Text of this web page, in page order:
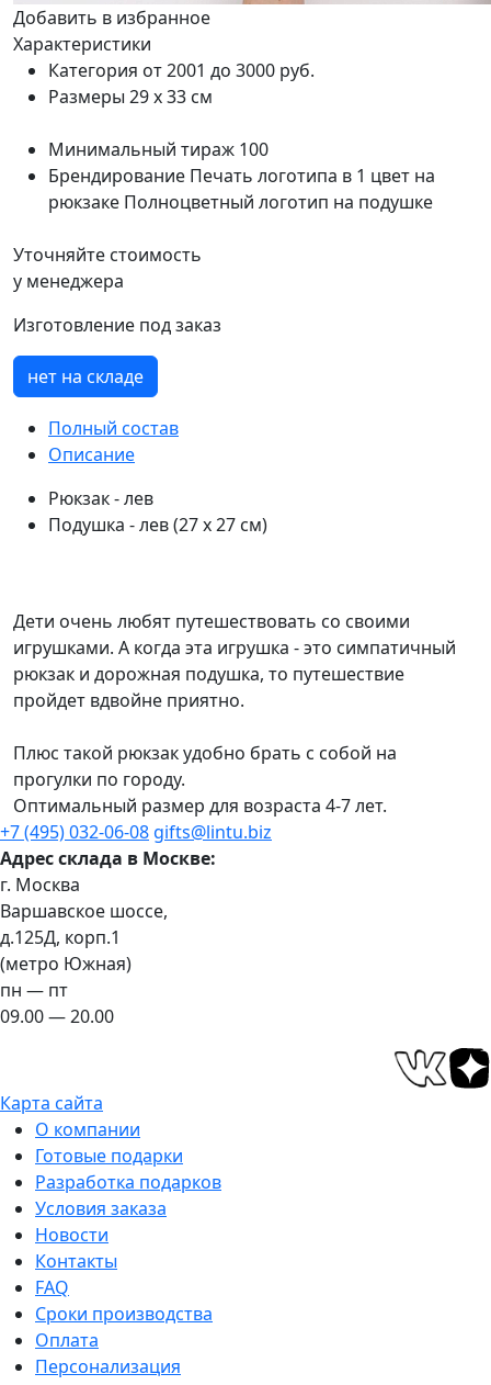
Добавить в избранное
Характеристики
Категория от 2001 до 3000 руб.
Размеры 29 х 33 см
Минимальный тираж 100
Брендирование Печать логотипа в 1 цвет на
рюкзаке Полноцветный логотип на подушке
Уточняйте стоимость
у менеджера
Изготовление под заказ
нет на складе
Полный состав
Описание
Рюкзак - лев
Подушка - лев (27 х 27 см)
Дети очень любят путешествовать со своими
игрушками. А когда эта игрушка - это симпатичный
рюкзак и дорожная подушка, то путешествие
пройдет вдвойне приятно.
Плюс такой рюкзак удобно брать с собой на
прогулки по городу.
Оптимальный размер для возраста 4-7 лет.
+7 (495) 032-06-08 gifts@lintu.biz
Адрес склада в Москве:
г. Москва
Варшавское шоссе,
д.125Д, корп.1
(метро Южная)
пн — пт
09.00 — 20.00
Карта сайта
О компании
Готовые подарки
Разработка подарков
Условия заказа
Новости
Контакты
FAQ
Сроки производства
Оплата
Персонализация